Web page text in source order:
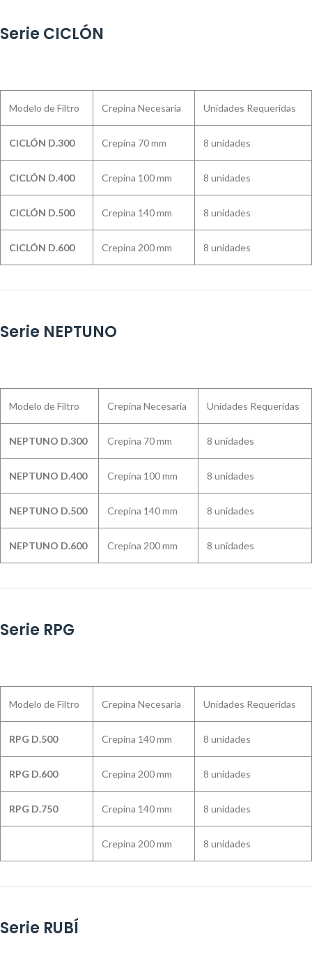
Serie CICLÓN
Modelo de Filtro Crepina Necesaria Unidades Requeridas
CICLÓN D.300 Crepina 70 mm 8 unidades
CICLÓN D.400 Crepina 100 mm 8 unidades
CICLÓN D.500 Crepina 140 mm 8 unidades
CICLÓN D.600 Crepina 200 mm 8 unidades
Serie NEPTUNO
Modelo de Filtro Crepina Necesaria Unidades Requeridas
NEPTUNO D.300 Crepina 70 mm 8 unidades
NEPTUNO D.400 Crepina 100 mm 8 unidades
NEPTUNO D.500 Crepina 140 mm 8 unidades
NEPTUNO D.600 Crepina 200 mm 8 unidades
Serie RPG
Modelo de Filtro Crepina Necesaria Unidades Requeridas
RPG D.500 Crepina 140 mm 8 unidades
RPG D.600 Crepina 200 mm 8 unidades
RPG D.750 Crepina 140 mm 8 unidades
Crepina 200 mm 8 unidades
Serie RUBÍ